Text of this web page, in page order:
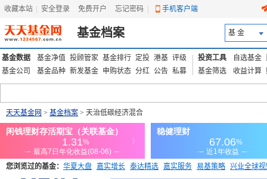
收藏本站 安全登录 免费开户 忘记密码 手机客户端
基金档案 基 金
基金数据 基金净值 投顾管家 基金排行 定投 港基 评级
基金公司
基金品种 新发基金 申购状态 分红 公告 私募
投资工具 自选基金
基金筛选
收益计算
天天基金网 > 基金档案 > 天治低碳经济混合
您浏览过的基金： 华夏大盘 嘉实增长 泰达精选 嘉实服务 易基策略 兴业全球